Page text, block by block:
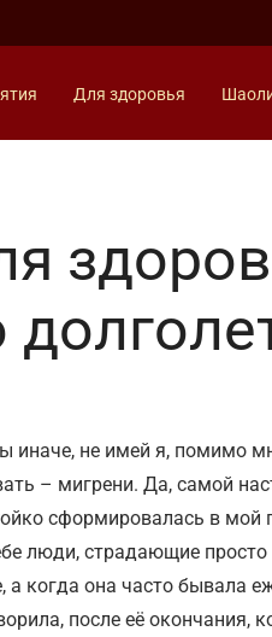
Для здоровья
не имей я, помимо
– мигрени. Да, самой
сформировалась в
люди, страдающие
а когда она часто бывала
после её окончания,